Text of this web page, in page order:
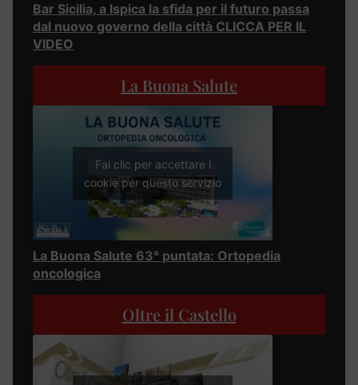
Bar Sicilia, a Ispica la sfida per il futuro passa
dal nuovo governo della città CLICCA PER IL
VIDEO
La Buona Salute
Fai clic per accettare i
cookie per questo servizio
La Buona Salute 63° puntata: Ortopedia
oncologica
Oltre il Castello